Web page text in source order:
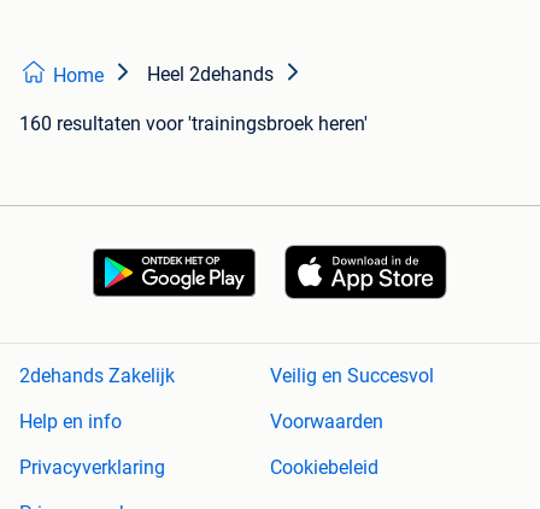
Home Heel 2dehands
160 resultaten voor 'trainingsbroek heren'
2dehands Zakelijk
Veilig en Succesvol
Help en info
Voorwaarden
Privacyverklaring
Cookiebeleid